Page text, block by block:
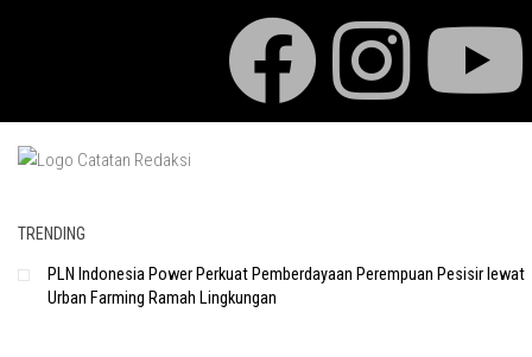
TRENDING
PLN Indonesia Power Perkuat Pemberdayaan Perempuan Pesisir lewat
Urban Farming Ramah Lingkungan